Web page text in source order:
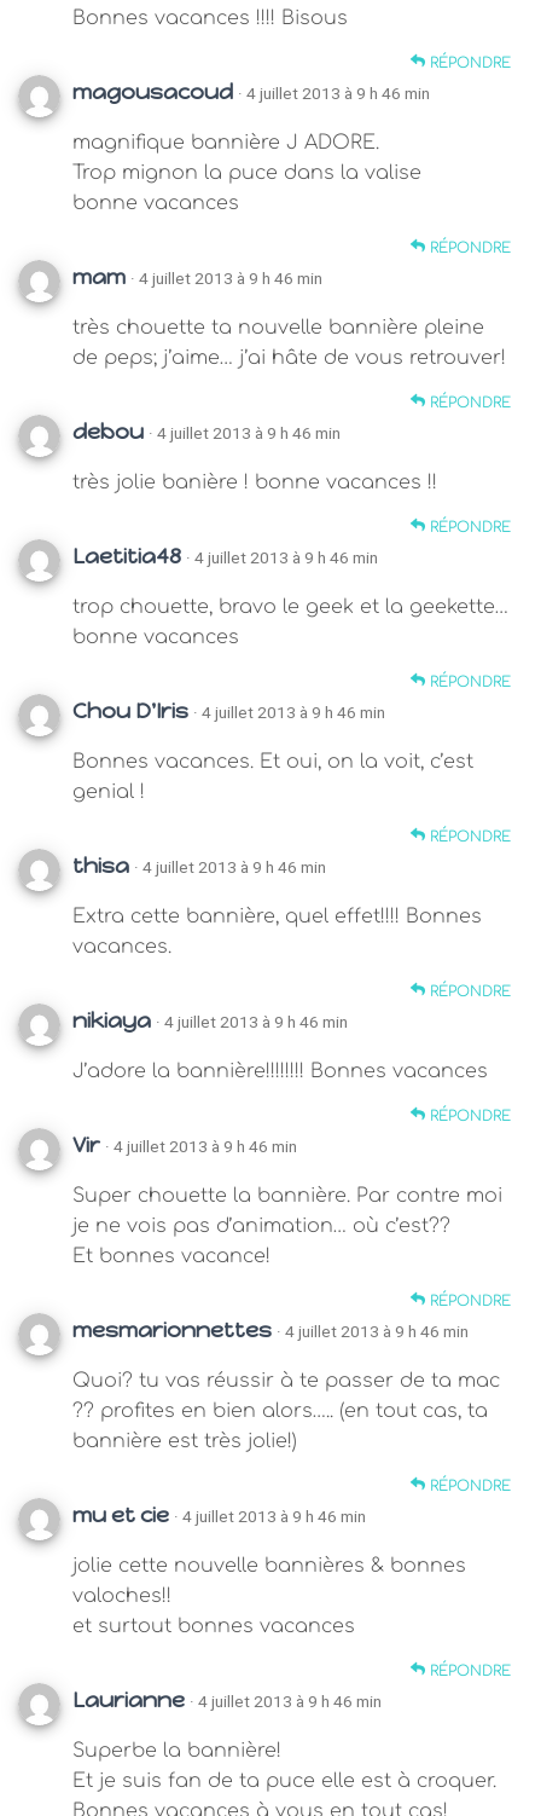
Bonnes vacances !!!! Bisous
RÉPONDRE
magousacoud · 4 juillet 2013 à 9 h 46 min
magnifique bannière J ADORE.
Trop mignon la puce dans la valise
bonne vacances
RÉPONDRE
mam · 4 juillet 2013 à 9 h 46 min
très chouette ta nouvelle bannière pleine
de peps; j’aime… j’ai hâte de vous retrouver!
RÉPONDRE
debou · 4 juillet 2013 à 9 h 46 min
très jolie banière ! bonne vacances !!
RÉPONDRE
Laetitia48 · 4 juillet 2013 à 9 h 46 min
trop chouette, bravo le geek et la geekette…
bonne vacances
RÉPONDRE
Chou D'Iris · 4 juillet 2013 à 9 h 46 min
Bonnes vacances. Et oui, on la voit, c’est
genial !
RÉPONDRE
thisa · 4 juillet 2013 à 9 h 46 min
Extra cette bannière, quel effet!!!! Bonnes
vacances.
RÉPONDRE
nikiaya · 4 juillet 2013 à 9 h 46 min
J’adore la bannière!!!!!!!! Bonnes vacances
RÉPONDRE
Vir · 4 juillet 2013 à 9 h 46 min
Super chouette la bannière. Par contre moi
je ne vois pas d’animation… où c’est??
Et bonnes vacance!
RÉPONDRE
mesmarionnettes · 4 juillet 2013 à 9 h 46 min
Quoi? tu vas réussir à te passer de ta mac
?? profites en bien alors….. (en tout cas, ta
bannière est très jolie!)
RÉPONDRE
mu et cie · 4 juillet 2013 à 9 h 46 min
jolie cette nouvelle bannières & bonnes
valoches!!
et surtout bonnes vacances
RÉPONDRE
Laurianne · 4 juillet 2013 à 9 h 46 min
Superbe la bannière!
Et je suis fan de ta puce elle est à croquer.
Bonnes vacances à vous en tout cas!